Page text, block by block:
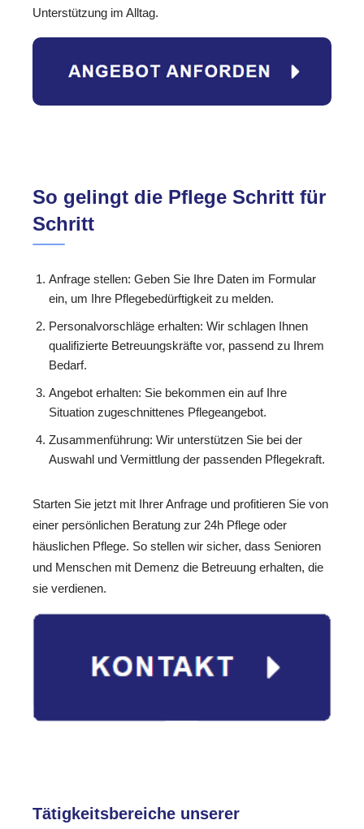
Unterstützung im Alltag.
So gelingt die Pflege Schritt für
Schritt
Anfrage stellen: Geben Sie Ihre Daten im Formular
ein, um Ihre Pflegebedürftigkeit zu melden.
Personalvorschläge erhalten: Wir schlagen Ihnen
qualifizierte Betreuungskräfte vor, passend zu Ihrem
Bedarf.
Angebot erhalten: Sie bekommen ein auf Ihre
Situation zugeschnittenes Pflegeangebot.
Zusammenführung: Wir unterstützen Sie bei der
Auswahl und Vermittlung der passenden Pflegekraft.
Starten Sie jetzt mit Ihrer Anfrage und profitieren Sie von
einer persönlichen Beratung zur 24h Pflege oder
häuslichen Pflege. So stellen wir sicher, dass Senioren
und Menschen mit Demenz die Betreuung erhalten, die
sie verdienen.
Tätigkeitsbereiche unserer